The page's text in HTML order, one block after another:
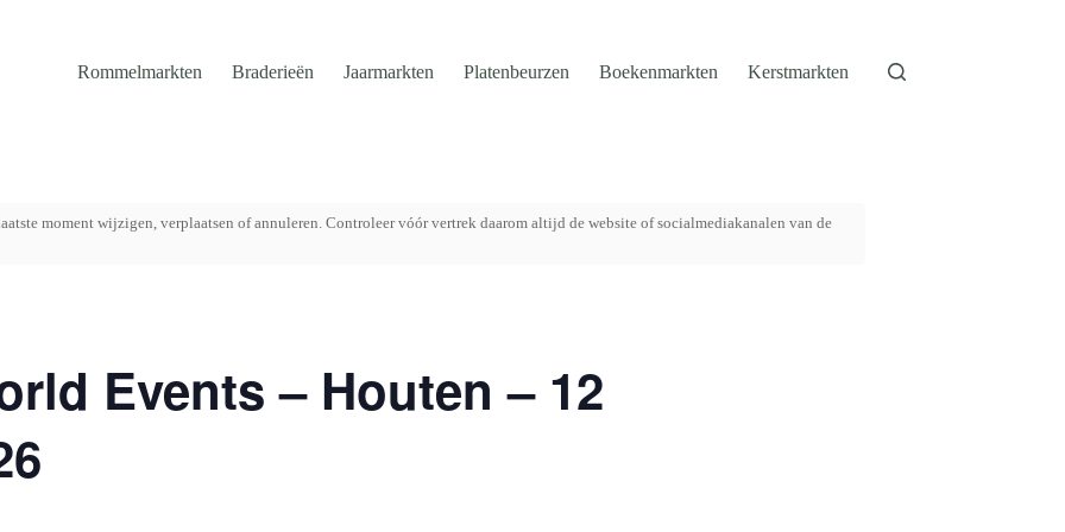
Rommelmarkten Braderieën Jaarmarkten Platenbeurzen Boekenmarkten Kerstmarkten
moment wijzigen, verplaatsen of annuleren. Controleer vóór vertrek daarom altijd de website of socialmediakanalen van de
Events – Houten – 12